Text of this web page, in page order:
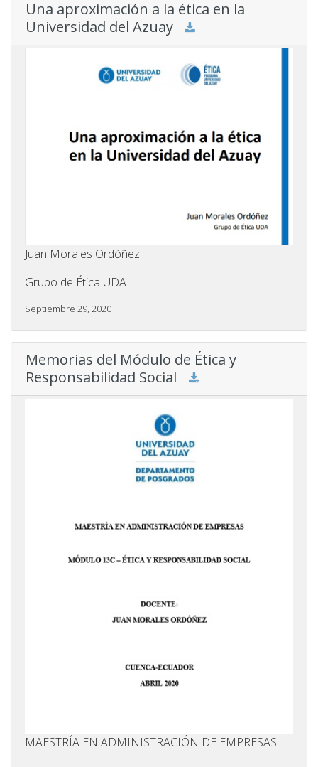
Una aproximación a la ética en la
Universidad del Azuay
Juan Morales Ordóñez
Grupo de Ética UDA
Septiembre 29, 2020
Memorias del Módulo de Ética y
Responsabilidad Social
MAESTRÍA EN ADMINISTRACIÓN DE EMPRESAS